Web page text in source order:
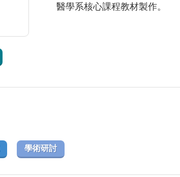
醫學系核心課程教材製作。
學術研討